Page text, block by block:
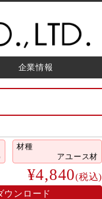
企業情報
材種
アユース材
¥4,840(税込)
ウンロード